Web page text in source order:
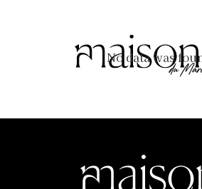
No data was